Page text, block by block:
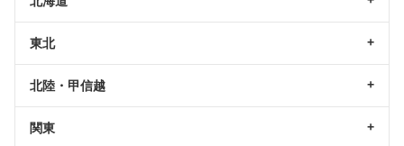
東北
北陸・甲信越
関東